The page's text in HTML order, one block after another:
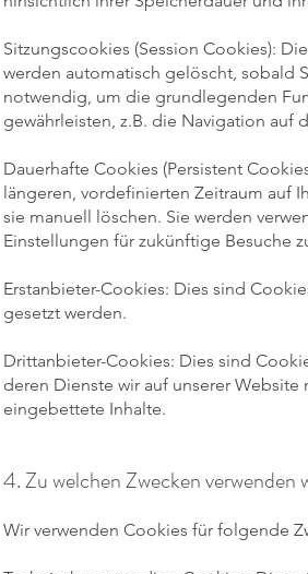
Sitzungscookies (Session Cookies):
werden automatisch gelöscht, sobald
notwendig, um die grundlegenden
gewährleisten, z.B. die Navigation auf
Dauerhafte Cookies (Persistent
längeren, vordefinierten Zeitraum auf
sie manuell löschen. Sie werden
Einstellungen für zukünftige Besuche
Erstanbieter-Cookies: Dies sind
gesetzt werden.
Drittanbieter-Cookies: Dies sind
deren Dienste wir auf unserer Website
eingebettete Inhalte.
4. Zu welchen Zwecken verwenden
Wir verwenden Cookies für folgende